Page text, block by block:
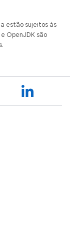
estão sujeitos às
OpenJDK são